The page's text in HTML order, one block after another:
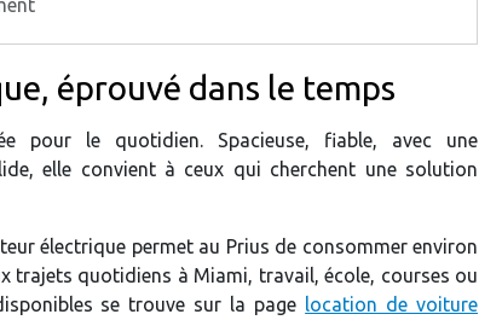
éprouvé dans le temps
pour le quotidien. Spacieuse, fiable, avec une
elle convient à ceux qui cherchent une solution
électrique permet au Prius de consommer environ
trajets quotidiens à Miami, travail, école, courses ou
se trouve sur la page
location de voiture